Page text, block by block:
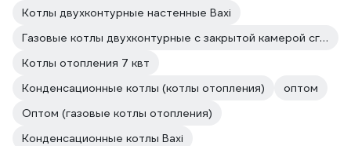
Котлы двухконтурные настенные Baxi
Газовые котлы двухконтурные с закрытой камерой сгорания Baxi
Котлы отопления 7 квт
Конденсационные котлы (котлы отопления)
оптом
Оптом (газовые котлы отопления)
Конденсационные котлы Baxi